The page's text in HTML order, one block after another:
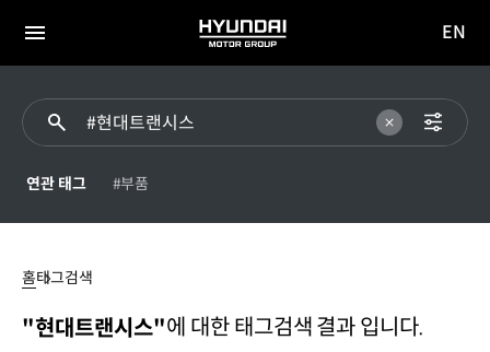
전체
HYUNDAI
MOTOR
이동
EN
연관 태그 #부품
홈태그검색
"현대트랜시스"에 대한 태그검색 결과 입니다.